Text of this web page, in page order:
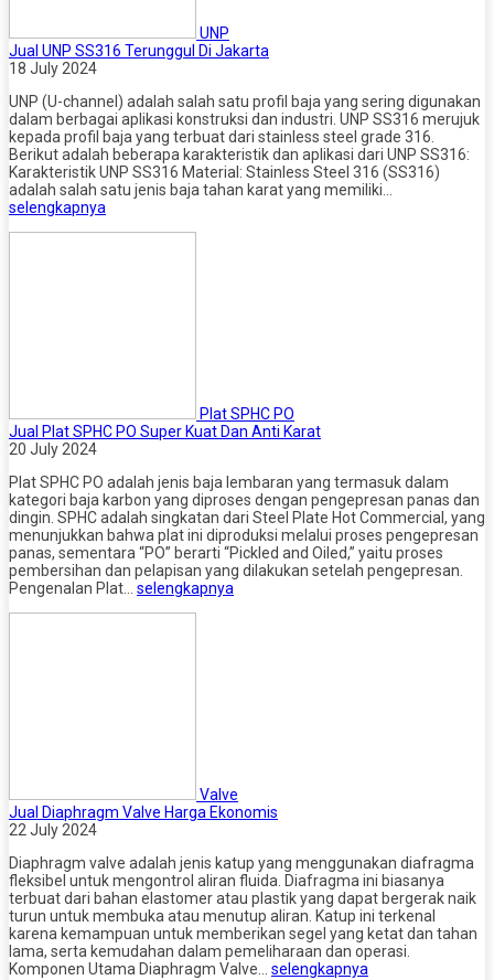
UNP
Jual UNP SS316 Terunggul Di Jakarta
18 July 2024
UNP (U-channel) adalah salah satu profil baja yang sering digunakan
dalam berbagai aplikasi konstruksi dan industri. UNP SS316 merujuk
kepada profil baja yang terbuat dari stainless steel grade 316.
Berikut adalah beberapa karakteristik dan aplikasi dari UNP SS316:
Karakteristik UNP SS316 Material: Stainless Steel 316 (SS316)
adalah salah satu jenis baja tahan karat yang memiliki…
selengkapnya
Plat SPHC PO
Jual Plat SPHC PO Super Kuat Dan Anti Karat
20 July 2024
Plat SPHC PO adalah jenis baja lembaran yang termasuk dalam
kategori baja karbon yang diproses dengan pengepresan panas dan
dingin. SPHC adalah singkatan dari Steel Plate Hot Commercial, yang
menunjukkan bahwa plat ini diproduksi melalui proses pengepresan
panas, sementara “PO” berarti “Pickled and Oiled,” yaitu proses
pembersihan dan pelapisan yang dilakukan setelah pengepresan.
Pengenalan Plat… selengkapnya
Valve
Jual Diaphragm Valve Harga Ekonomis
22 July 2024
Diaphragm valve adalah jenis katup yang menggunakan diafragma
fleksibel untuk mengontrol aliran fluida. Diafragma ini biasanya
terbuat dari bahan elastomer atau plastik yang dapat bergerak naik
turun untuk membuka atau menutup aliran. Katup ini terkenal
karena kemampuan untuk memberikan segel yang ketat dan tahan
lama, serta kemudahan dalam pemeliharaan dan operasi.
Komponen Utama Diaphragm Valve… selengkapnya